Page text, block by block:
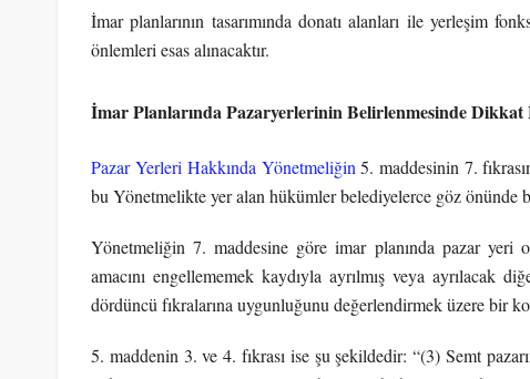
İmar planlarının tasarımında donatı alanları ile yerleşim
önlemleri esas alınacaktır.
İmar Planlarında Pazaryerlerinin Belirlenmesinde Dikkat
Pazar Yerleri Hakkında Yönetmeliğin 5. maddesinin 7.
bu Yönetmelikte yer alan hükümler belediyelerce göz önünde
Yönetmeliğin 7. maddesine göre imar planında pazar yeri
amacını engellememek kaydıyla ayrılmış veya ayrılacak
dördüncü fıkralarına uygunluğunu değerlendirmek üzere bir
5. maddenin 3. ve 4. fıkrası ise şu şekildedir: “(3) Semt